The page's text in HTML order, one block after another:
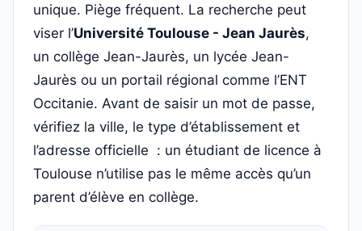
unique. Piège fréquent. La recherche peut
viser l’Université Toulouse - Jean Jaurès,
un collège Jean-Jaurès, un lycée Jean-
Jaurès ou un portail régional comme l’ENT
Occitanie. Avant de saisir un mot de passe,
vérifiez la ville, le type d’établissement et
l’adresse officielle : un étudiant de licence à
Toulouse n’utilise pas le même accès qu’un
parent d’élève en collège.